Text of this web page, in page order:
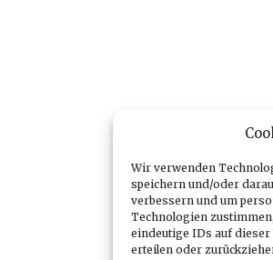
Wir verwenden
speichern und/oder
verbessern und um
Technologien
eindeutige IDs auf dieser
erteilen oder